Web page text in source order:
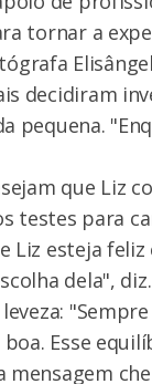
tornar a
decidiram
pequena.
que Liz
testes para
Liz esteja
dela",
Esse
mensagem